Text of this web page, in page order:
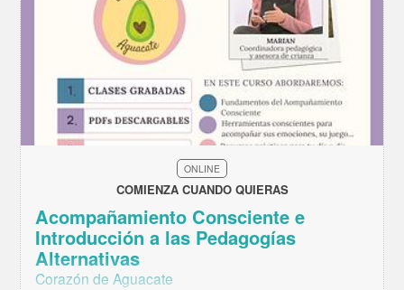
ONLINE
COMIENZA CUANDO QUIERAS
Acompañamiento Consciente e
Introducción a las Pedagogías
Alternativas
Corazón de Aguacate